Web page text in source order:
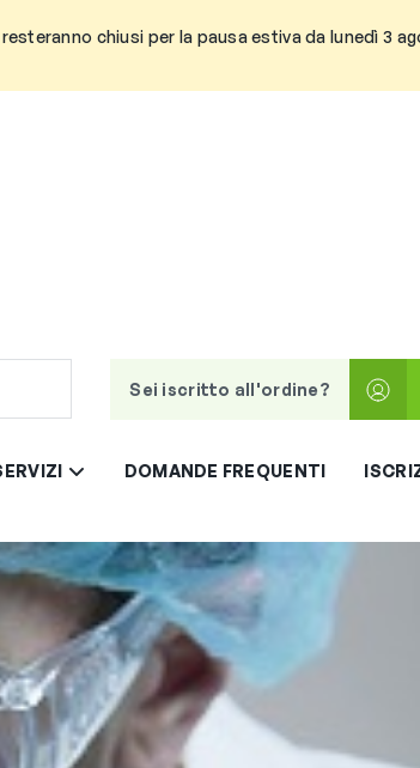
chiusi per la pausa estiva da lunedì 3
Sei iscritto all'ordine?
DOMANDE FREQUENTI